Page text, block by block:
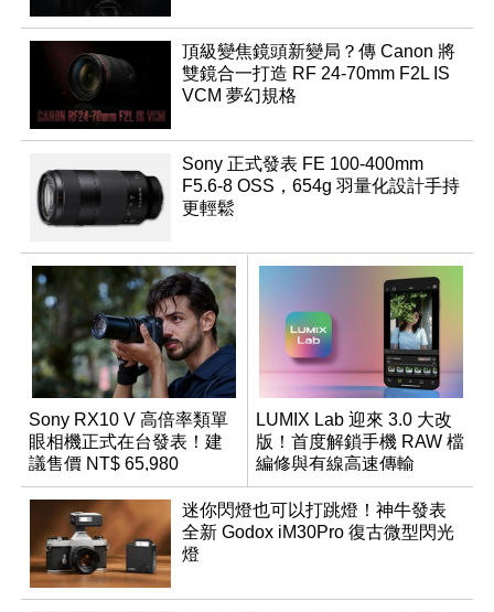
頂級變焦鏡頭新變局？傳 Canon 將
雙鏡合一打造 RF 24-70mm F2L IS
VCM 夢幻規格
Sony 正式發表 FE 100-400mm
F5.6-8 OSS，654g 羽量化設計手持
更輕鬆
Sony RX10 V 高倍率類單
眼相機正式在台發表！建
議售價 NT$ 65,980
LUMIX Lab 迎來 3.0 大改
版！首度解鎖手機 RAW 檔
編修與有線高速傳輸
迷你閃燈也可以打跳燈！神牛發表
全新 Godox iM30Pro 復古微型閃光
燈